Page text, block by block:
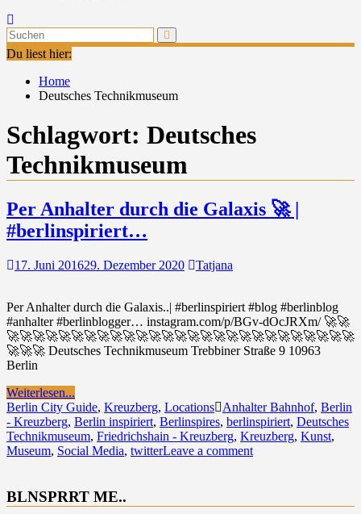
Du liest hier:
Home
Deutsches Technikmuseum
Schlagwort: Deutsches
Technikmuseum
Per Anhalter durch die Galaxis 🚀 |
#berlinspiriert…
17. Juni 201629. Dezember 2020 Tatjana
Per Anhalter durch die Galaxis..| #berlinspiriert #blog #berlinblog
#anhalter #berlinblogger… instagram.com/p/BGv-dOcJRXm/ 🚀🚀
🚀🚀🚀🚀🚀🚀🚀🚀🚀🚀🚀🚀🚀🚀🚀🚀🚀🚀🚀🚀🚀🚀🚀🚀🚀🚀🚀
🚀🚀🚀 Deutsches Technikmuseum Trebbiner Straße 9 10963
Berlin
Weiterlesen...
Berlin City Guide, Kreuzberg, Locations Anhalter Bahnhof, Berlin
- Kreuzberg, Berlin inspiriert, Berlinspires, berlinspiriert, Deutsches
Technikmuseum, Friedrichshain - Kreuzberg, Kreuzberg, Kunst,
Museum, Social Media, twitterLeave a comment
BLNSPRRT ME..